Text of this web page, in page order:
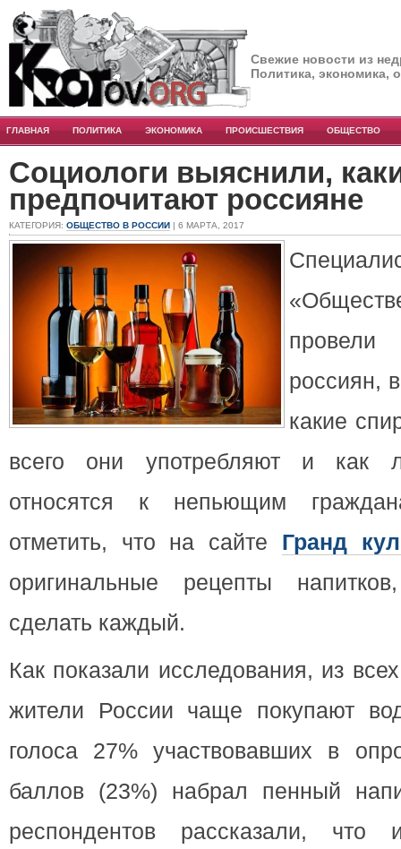
Свежие новости из
Политика, экономика,
ГЛАВНАЯ ПОЛИТИКА ЭКОНОМИКА ПРОИСШЕСТВИЯ ОБЩЕСТВО
Социологи выяснили,
предпочитают россияне
КАТЕГОРИЯ: ОБЩЕСТВО В РОССИИ | 6 МАРТА, 2017
россиян,
какие
всего они употребляют и как
относятся к непьющим
отметить, что на сайте Гранд
оригинальные рецепты
сделать каждый.
Как показали исследования, из
жители России чаще покупают
голоса 27% участвовавших в
баллов (23%) набрал пенный
респондентов рассказали, что